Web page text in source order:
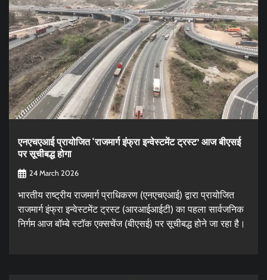
एनएचएआई प्रायोजित ‘राजमार्ग इंफ्रा इन्वेस्टमेंट ट्रस्ट’ आज बीएसई
पर सूचीबद्ध होगा
24 March 2026
भारतीय राष्ट्रीय राजमार्ग प्राधिकरण (एनएचएआई) द्वारा प्रायोजित
राजमार्ग इंफ्रा इन्वेस्टमेंट ट्रस्ट (आरआईआईटी) का पहला सार्वजनिक
निर्गम आज बॉम्बे स्टॉक एक्सचेंज (बीएसई) पर सूचीबद्ध होने जा रहा है।